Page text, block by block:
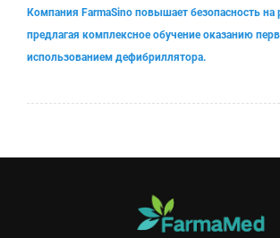
Компания FarmaSino повышает безопасность на
предлагая комплексное обучение оказанию
использованием дефибриллятора.